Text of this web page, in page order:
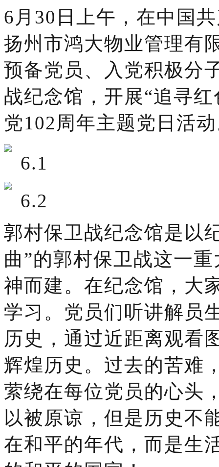
6月30日上午，在中国
扬州市鸿大物业管理有
预备党员、入党积极分
战纪念馆，开展“追寻
党102周年主题党日活
郭村保卫战纪念馆是以
曲”的郭村保卫战这一
神而建。在纪念馆，大
学习。党员们听讲解员
历史，通过近距离观看
辉煌历史。过去的苦难
萦绕在每位党员的心头
以被原谅，但是历史不
在和平的年代，而是生